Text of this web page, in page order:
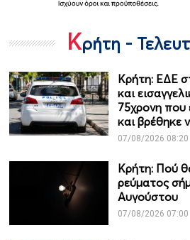
Κρήτη -
Κρήτη: ΕΔΕ
και
75χρονη
και βρέθηκε
07/08/2026 08:20
Κρήτη: Πού
ρεύματος
Αυγούστου
07/08/2026 07:00